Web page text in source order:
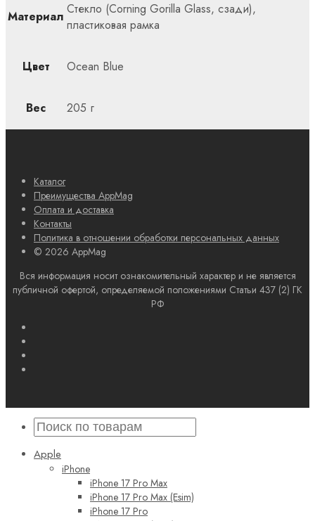
Материал Стекло (Corning Gorilla Glass, сзади),
пластиковая рамка
Цвет Ocean Blue
Вес 205 г
Каталог
Преимущества AppMag
Оплата и доставка
Контакты
Политика в отношении обработки персональных данных
© 2026 AppMag
Вся информация носит ознакомительный характер и не является
публичной офертой, определяемой положениями Статьи 437 (2) ГК
РФ
Apple
iPhone
iPhone 17 Pro Max
iPhone 17 Pro Max (Esim)
iPhone 17 Pro